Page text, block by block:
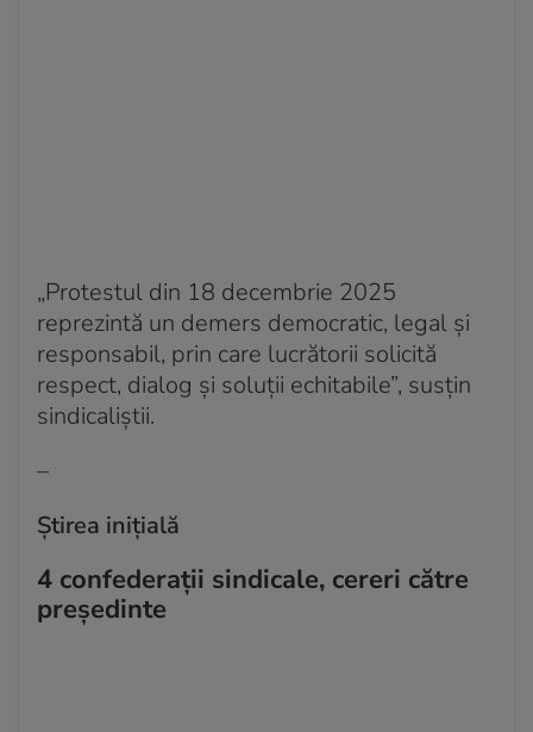
„Protestul din 18 decembrie 2025
reprezintă un demers democratic, legal şi
responsabil, prin care lucrătorii solicită
respect, dialog şi soluţii echitabile”, susțin
sindicaliștii.
–
Știrea inițială
4 confederații sindicale, cereri către
președinte